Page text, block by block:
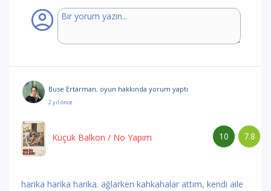
Buse Ertarman, oyun hakkında yorum yaptı
2 yıl önce
7.8
/
10
Küçük Balkon / No Yapım
harika harika harika. ağlarken kahkahalar attım, kendi aile